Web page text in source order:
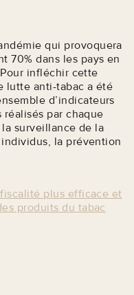
qui provoquera
70% dans les pays en
infléchir cette
lutte anti-tabac a été
d’indicateurs
par chaque
surveillance de la
la prévention
fiscalité plus efficace et
produits du tabac